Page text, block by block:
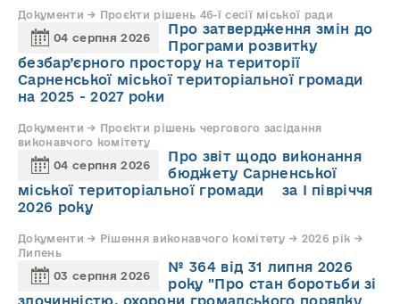
Документи → Проєкти рішень 46-ї сесії міської ради
04 серпня 2026
Про затвердження змін до
Програми розвитку
безбар’єрного простору на території
Сарненської міської територіальної громади
на 2025 - 2027 роки
Документи → Проєкти рішень чергового засідання
виконавчого комітету
04 серпня 2026
Про звіт щодо виконання
бюджету Сарненської
міської територіальної громади за І півріччя
2026 року
Документи → Рішення виконавчого комітету → 2026 рік →
Липень
03 серпня 2026
№ 364 від 31 липня 2026
року "Про стан боротьби зі
злочинністю, охорони громадського порядку